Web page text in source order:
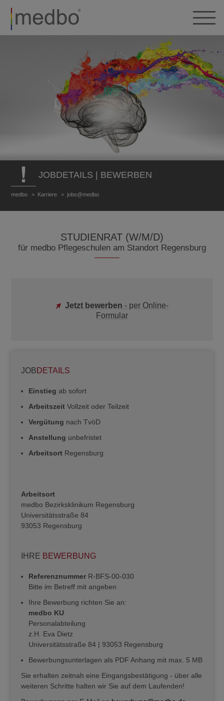
JOBDETAILS | BEWERBEN
medbo Karriere jobs@medbo
STUDIENRAT (W/M/D)
für medbo Pflegeschulen am Standort Regensburg
Jetzt bewerben - per Online-
Formular
JOB DETAILS
Einstieg ab sofort
ArbeitszeitVollzeit oder Teilzeit
Vergütung nach TvöD
Anstellung unbefristet
Arbeitsort Regensburg
Arbeitsort
medbo Bezirksklinikum Regensburg
Universitätsstraße 84
93053 Regensburg
IHRE BEWERBUNG
Referenznummer R-BFS-00-030
Bitte im Betreff mit angeben
Ihre Bewerbung richten Sie an:
medbo KU
Personalabteilung
z.H. Eva Dietz
Universitätsstraße 84 | 93053 Regensburg
Bewerbungsunterlagen als PDF Anhang mit max. 5 MB
Sie erhalten zeitnah eine Eingangsbestätigung - über alle
weiteren Schritte halten wir Sie auf dem Laufenden!